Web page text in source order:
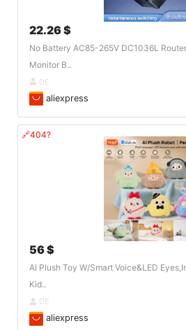
22.26 $
No Battery AC85-265V DC1036L
Monitor B..
DE
aliexpress
🔗404?
56 $
AI Plush Toy W/Smart Voice&LED
Kid..
DE
aliexpress